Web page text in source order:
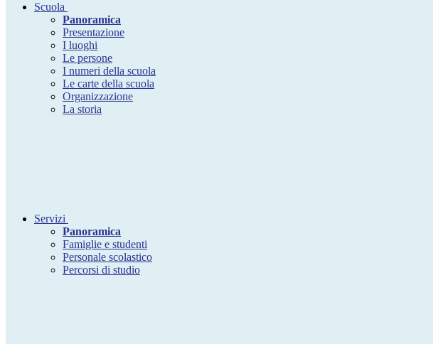
Scuola
Panoramica
Presentazione
I luoghi
Le persone
I numeri della scuola
Le carte della scuola
Organizzazione
La storia
Servizi
Panoramica
Famiglie e studenti
Personale scolastico
Percorsi di studio